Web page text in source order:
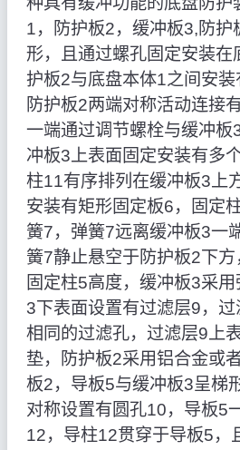
1，防护板2，缓冲板3,防护
形，且通过螺孔固定安装在
护板2与底盘本体1之间安装
防护板2两端对称活动连接
一端通过调节螺栓与缓冲板
冲板3上表面固定安装有多
柱11有序排列在缓冲板3上
安装有矩形固定板6，固定
簧7，弹簧7远离缓冲板3一
簧7静止悬空于防护板2下
固定柱5高度，缓冲板3采
3下表面设置有过滤层9，
相同的过滤孔，过滤层9上
垫，防护板2采用铝合金或
板2，导板5与缓冲板3呈梯
对称设置有圆孔10，导板5
12，导柱12贯穿于导板5，